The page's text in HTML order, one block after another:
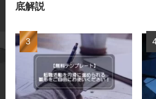
底解説